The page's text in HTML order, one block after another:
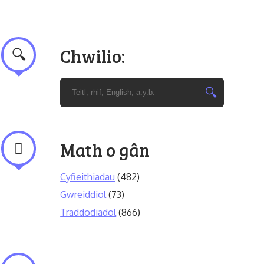
Chwilio:
Math o gân
Cyfieithiadau (482)
Gwreiddiol (73)
Traddodiadol (866)